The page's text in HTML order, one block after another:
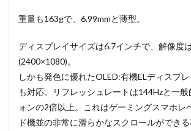
重量も163gで、6.99mmと薄型。
ディスプレイサイズは6.7インチで、解像度
(2400×1080)。
しかも発色に優れたOLED:有機ELディスプ
も対応。リフレッシュレートは144Hzと一
ォンの2倍以上。これはゲーミングスマホレ
ド機並の非常に滑らかなスクロールができ